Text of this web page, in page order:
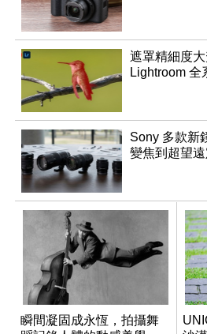
遮罩精細度
Lightroom 全
Sony 多款新
變焦到超望
瞬間凝固成永恆，拍攝舞